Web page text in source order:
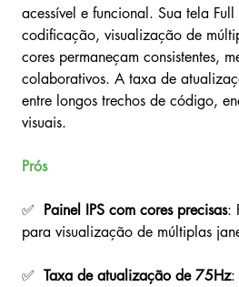
acessível e funcional. Sua tela
codificação, visualização de
cores permaneçam consistentes,
colaborativos. A taxa de
entre longos trechos de código,
visuais.
Prós
✅ Painel IPS com cores precisas:
para visualização de múltiplas
✅ Taxa de atualização de 75Hz: